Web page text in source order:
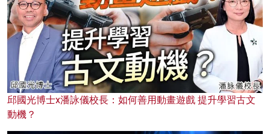
邱國光博士x潘詠儀校長：如何善用動畫遊戲 提升學習古文
動機？